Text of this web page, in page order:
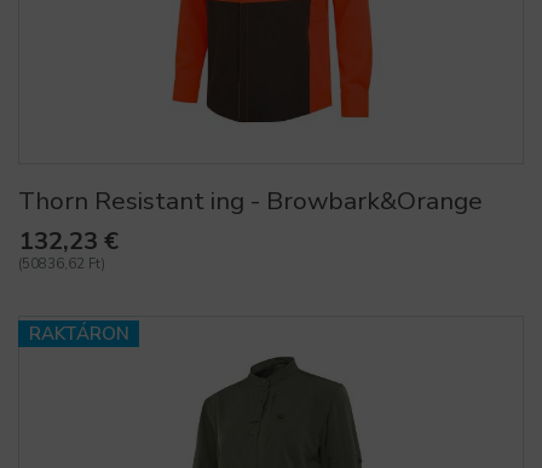
Thorn Resistant ing - Browbark&Orange
132,23 €
(50836,62 Ft)
RAKTÁRON